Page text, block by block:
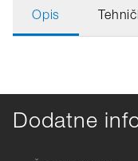
Opis
Dodatne